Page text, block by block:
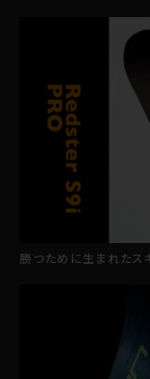
勝つために生まれたス